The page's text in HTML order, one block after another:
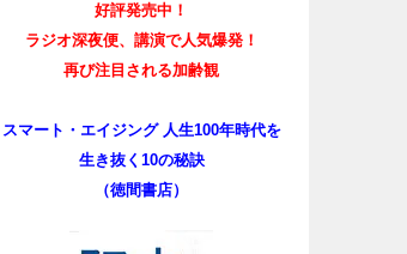
好評発売中！
ラジオ深夜便、講演で人気爆発！
再び注目される加齢観
スマート・エイジング 人生100年時代を
生き抜く10の秘訣
（徳間書店）